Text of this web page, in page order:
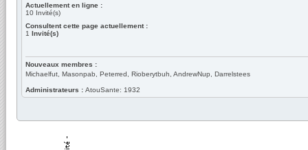
Actuellement en ligne :
10 Invité(s)
Consultent cette page actuellement :
1 Invité(s)
Nouveaux membres :
Michaelfut, Masonpab, Peterred, Rioberytbuh, AndrewNup, Darrelstees
Administrateurs : AtouSante: 1932